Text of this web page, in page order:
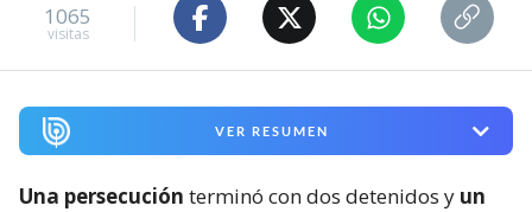
1065
visitas
VER RESUMEN
Una persecución terminó con dos detenidos y un